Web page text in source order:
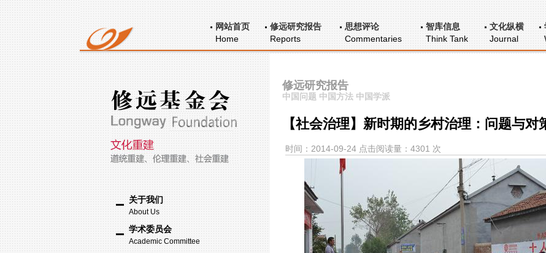
网站首页
Home
修远研究报告
Reports
思想评论
Commentaries
智库信息
Think Tank
文化纵横
Journal
关于我们
About Us
学术委员会
Academic Committee
修远研究报告
中国问题 中国方法 中国学派
【社会治理】新时期的乡村治理：问题与对
时间：2014-09-24 点击阅读量：4301 次